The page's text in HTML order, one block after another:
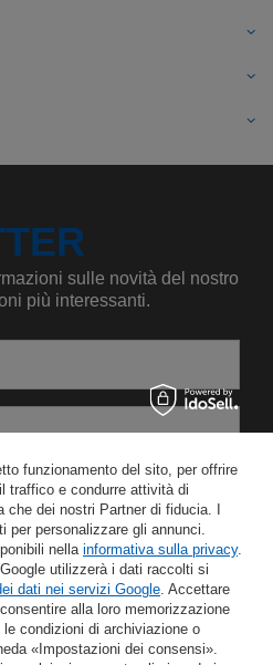
sulle novità del nostro
più interessanti.
le finalità e l'ambito di applicazione del servizio di Newsletter nel
funzionamento del sito, per offrire
traffico e condurre attività di
dei nostri Partner di fiducia. I
per personalizzare gli annunci.
nella informativa sulla privacy.
utilizzerà i dati raccolti si
dati nei servizi Google. Accettare
alla loro memorizzazione
condizioni di archiviazione o
«Impostazioni dei consensi».